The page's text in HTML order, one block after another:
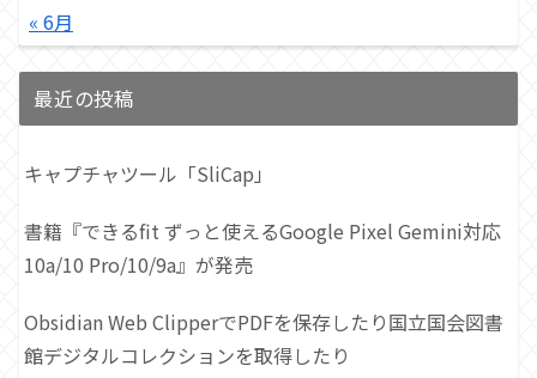
« 6月
最近の投稿
キャプチャツール「SliCap」
書籍『できるfit ずっと使えるGoogle Pixel Gemini対応
10a/10 Pro/10/9a』が発売
Obsidian Web ClipperでPDFを保存したり国立国会図書
館デジタルコレクションを取得したり